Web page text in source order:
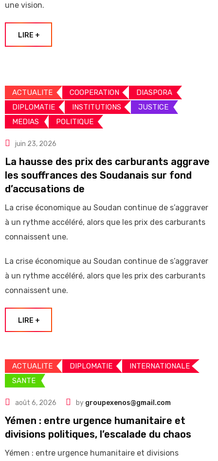
une vision.
LIRE +
ACTUALITE COOPERATION
DIASPORA
DIPLOMATIE
INSTITUTIONS
JUSTICE
MEDIAS
POLITIQUE
juin 23, 2026
La hausse des prix des carburants aggrave
les souffrances des Soudanais sur fond
d’accusations de
La crise économique au Soudan continue de s’aggraver
à un rythme accéléré, alors que les prix des carburants
connaissent une.
La crise économique au Soudan continue de s’aggraver
à un rythme accéléré, alors que les prix des carburants
connaissent une.
LIRE +
ACTUALITE DIPLOMATIE
INTERNATIONALE
SANTE
août 6, 2026 by groupexenos@gmail.com
Yémen : entre urgence humanitaire et
divisions politiques, l’escalade du chaos
Yémen : entre urgence humanitaire et divisions